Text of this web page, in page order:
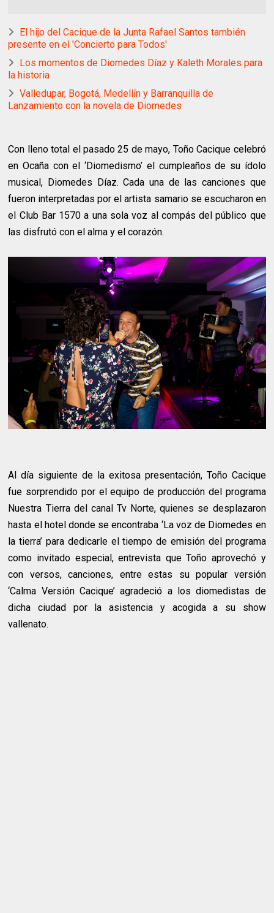
El hijo del Cacique de la Junta Rafael Santos también
presente en el 'Concierto para Todos'
Los momentos de Diomedes Díaz y Kaleth Morales para
la historia
Valledupar, Bogotá, Medellín y Barranquilla de
Lanzamiento con la novela de Diomedes
Con lleno total el pasado 25 de mayo, Toño Cacique celebró
en Ocaña con el ‘Diomedismo’ el cumpleaños de su ídolo
musical, Diomedes Díaz. Cada una de las canciones que
fueron interpretadas por el artista samario se escucharon en
el Club Bar 1570 a una sola voz al compás del público que
las disfrutó con el alma y el corazón.
Al día siguiente de la exitosa presentación, Toño Cacique
fue sorprendido por el equipo de producción del programa
Nuestra Tierra del canal Tv Norte, quienes se desplazaron
hasta el hotel donde se encontraba ‘La voz de Diomedes en
la tierra’ para dedicarle el tiempo de emisión del programa
como invitado especial, entrevista que Toño aprovechó y
con versos, canciones, entre estas su popular versión
‘Calma Versión Cacique’ agradeció a los diomedistas de
dicha ciudad por la asistencia y acogida a su show
vallenato.